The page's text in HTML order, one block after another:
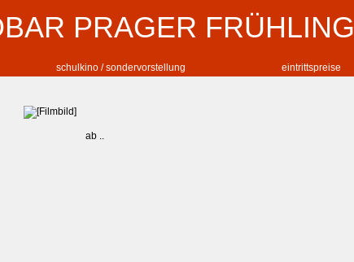
PRAGER FRÜHLING
schulkino / sondervorstellung eintrittspreise
ab ..